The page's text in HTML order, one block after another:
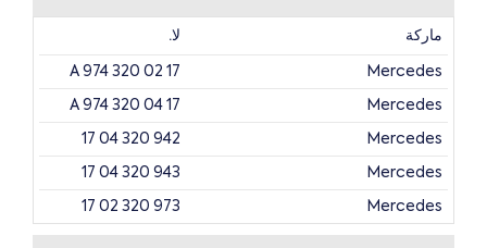
ماركة لا.
Mercedes
A 974 320 02 17
Mercedes
A 974 320 04 17
Mercedes
942 320 04 17
Mercedes
943 320 04 17
Mercedes
973 320 02 17